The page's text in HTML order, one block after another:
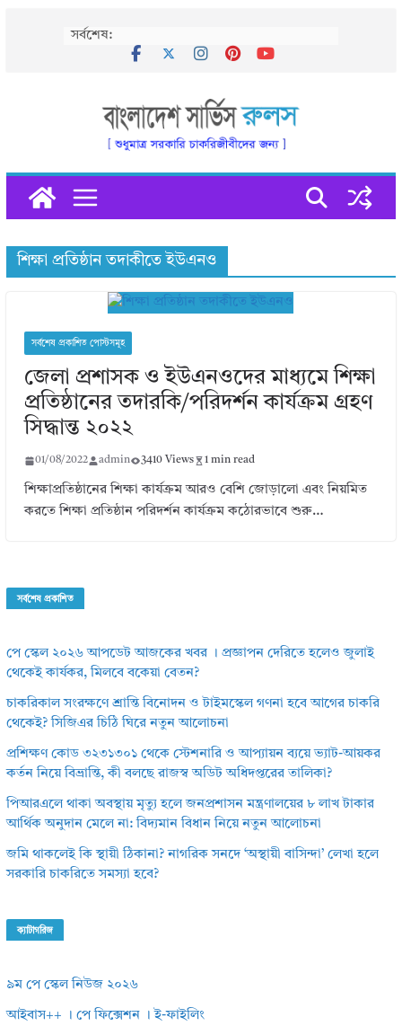
সর্বশেষ:
শিক্ষা প্রতিষ্ঠান তদাকীতে ইউএনও
সর্বশেষ প্রকাশিত পোস্টসমূহ
জেলা প্রশাসক ও ইউএনওদের মাধ্যমে শিক্ষা
প্রতিষ্ঠানের তদারকি/পরিদর্শন কার্যক্রম গ্রহণ
সিদ্ধান্ত ২০২২
01/08/2022 admin 3410 Views 1 min read
শিক্ষাপ্রতিষ্ঠানের শিক্ষা কার্যক্রম আরও বেশি জোড়ালো এবং নিয়মিত
করতে শিক্ষা প্রতিষ্ঠান পরিদর্শন কার্যক্রম কঠোরভাবে শুরু…
সর্বশেষ প্রকাশিত
পে স্কেল ২০২৬ আপডেট আজকের খবর । প্রজ্ঞাপন দেরিতে হলেও জুলাই
থেকেই কার্যকর, মিলবে বকেয়া বেতন?
চাকরিকাল সংরক্ষণে শ্রান্তি বিনোদন ও টাইমস্কেল গণনা হবে আগের চাকরি
থেকেই? সিজিএর চিঠি ঘিরে নতুন আলোচনা
প্রশিক্ষণ কোড ৩২৩১৩০১ থেকে স্টেশনারি ও আপ্যায়ন ব্যয়ে ভ্যাট-আয়কর
কর্তন নিয়ে বিভ্রান্তি, কী বলছে রাজস্ব অডিট অধিদপ্তরের তালিকা?
পিআরএলে থাকা অবস্থায় মৃত্যু হলে জনপ্রশাসন মন্ত্রণালয়ের ৮ লাখ টাকার
আর্থিক অনুদান মেলে না: বিদ্যমান বিধান নিয়ে নতুন আলোচনা
জমি থাকলেই কি স্থায়ী ঠিকানা? নাগরিক সনদে ‘অস্থায়ী বাসিন্দা’ লেখা হলে
সরকারি চাকরিতে সমস্যা হবে?
ক্যাটাগরিজ
৯ম পে স্কেল নিউজ ২০২৬
আইবাস++ । পে ফিক্সেশন । ই-ফাইলিং